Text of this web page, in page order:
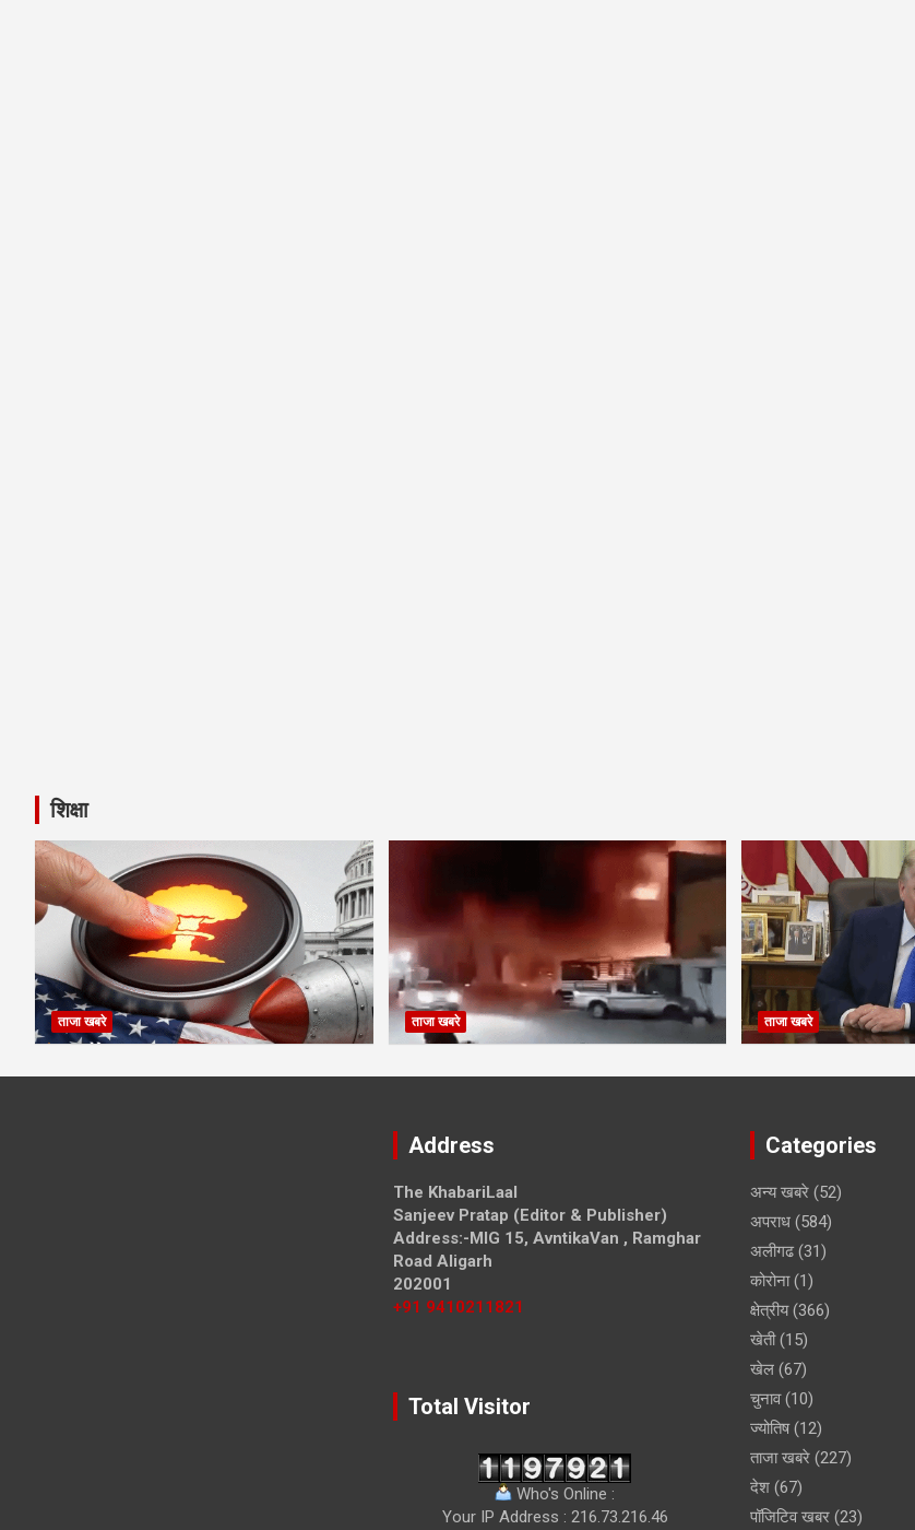
शिक्षा
ताजा खबरे ताजा खबरे ताजा खबरे
Address
The KhabariLaal
Sanjeev Pratap (Editor & Publisher)
Address:-MIG 15, AvntikaVan , Ramghar
Road Aligarh
202001
+91 9410211821
Total Visitor
Who's Online :
Your IP Address : 216.73.216.46
Categories
अन्य खबरे (52)
अपराध (584)
अलीगढ(31)
कोरोना(1)
क्षेत्रीय(366)
खेती(15)
खेल (67)
चुनाव(10)
ज्योतिष(12)
ताजा खबरे (227)
देश (67)
पॉजिटिव खबर (23)